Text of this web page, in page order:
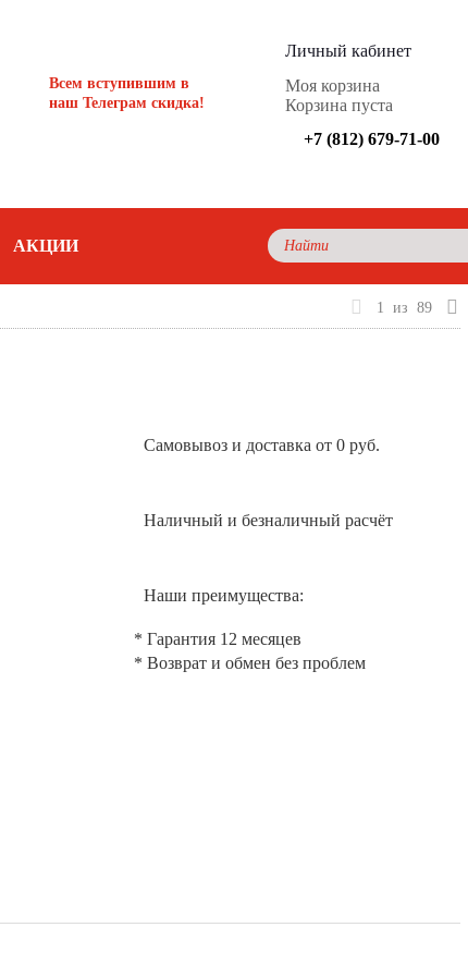
Всем вступившим в
наш Телеграм скидка!
Личный кабинет
Моя корзина
Корзина пуста
+7 (812) 679-71-00
АКЦИИ
1 из 89
Самовывоз и доставка от 0 руб.
Наличный и безналичный расчёт
Наши преимущества:
* Гарантия 12 месяцев
* Возврат и обмен без проблем